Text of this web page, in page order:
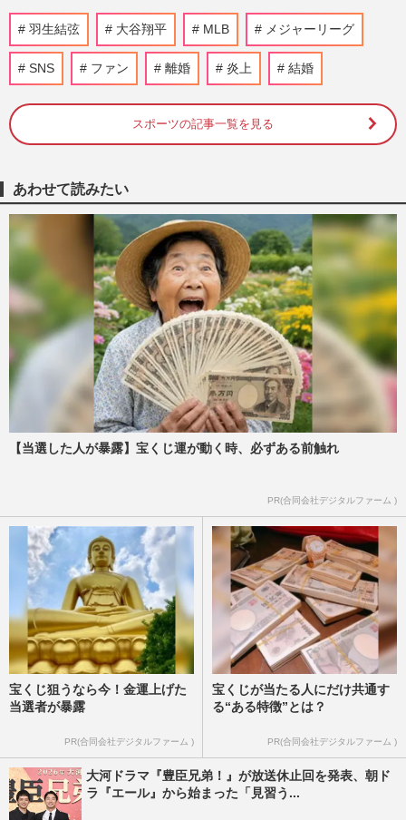
フィギュアスケート・羽生結弦、長年
の“プーさん愛”が結実「ディズニーの壁は
世界一」異例すぎる“アスリ…
週刊女性PRIME
羽生結弦×住職・塩沼亮潤の対談第2弾に反
響「品格ある大人の男性になった」プロ4
週刊女性PRIME
スピードスケート高木美帆が引退「恵まれ
た時代に生まれた」、大谷翔平に羽生結弦
ら94年“黄金アスリート世…
週刊女性PRIME 2026/4/9
羽生結弦は“集大成”ライブ開催、浅田真央
はコーチ実戦デビュー「レジェンドスケー
ター」の色褪せぬ現在地
週刊女性PRIME
《ミラノ・コルティナ五輪》フィギュアス
羽生結弦 大谷翔平 MLB メジャーリーグ
SNS ファン 離婚 炎上 結婚
スポーツの記事一覧を見る
あわせて読みたい
【当選した人が暴露】宝くじ運が動く時、必ずある前触れ
PR(合同会社デジタルファーム )
宝くじ狙うなら今！金運上げた
当選者が暴露
PR(合同会社デジタルファーム )
宝くじが当たる人にだけ共通す
る“ある特徴”とは？
PR(合同会社デジタルファーム )
大河ドラマ『豊臣兄弟！』が放送休止回を発表、朝ド
ラ『エール』から始まった「見習う...